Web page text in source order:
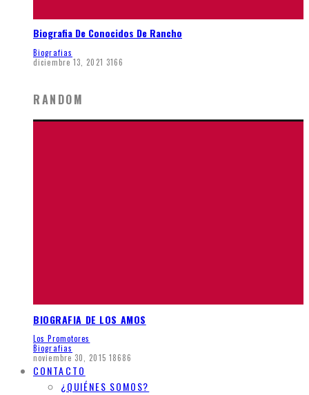
Biografia De Conocidos De Rancho
Biografias
diciembre 13, 2021 3166
RANDOM
BIOGRAFIA DE LOS AMOS
Los Promotores
Biografias
noviembre 30, 2015 18686
CONTACTO
¿QUIÉNES SOMOS?